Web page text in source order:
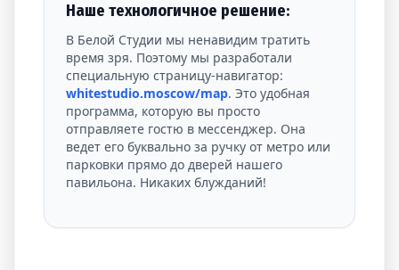
Наше технологичное решение:
В Белой Студии мы ненавидим тратить
время зря. Поэтому мы разработали
специальную страницу-навигатор:
whitestudio.moscow/map. Это удобная
программа, которую вы просто
отправляете гостю в мессенджер. Она
ведет его буквально за ручку от метро или
парковки прямо до дверей нашего
павильона. Никаких блужданий!